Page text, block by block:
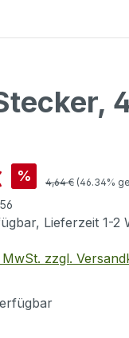
% Regulärer Preis:
4,64 € (46.34%
Lieferzeit 1-2
zzgl.